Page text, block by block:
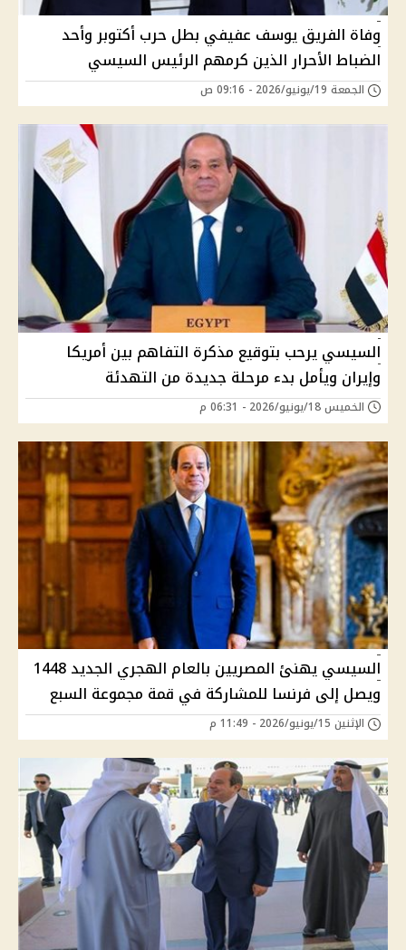
وفاة الفريق يوسف عفيفي بطل حرب أكتوبر وأحد
الضباط الأحرار الذين كرمهم الرئيس السيسي
الجمعة 19/يونيو/2026 - 09:16 ص
السيسي يرحب بتوقيع مذكرة التفاهم بين أمريكا
وإيران ويأمل بدء مرحلة جديدة من التهدئة
الخميس 18/يونيو/2026 - 06:31 م
السيسي يهنئ المصريين بالعام الهجري الجديد 1448
ويصل إلى فرنسا للمشاركة في قمة مجموعة السبع
الإثنين 15/يونيو/2026 - 11:49 م